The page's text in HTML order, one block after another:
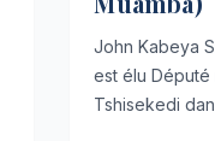
John Kabeya
est élu Député
Tshisekedi